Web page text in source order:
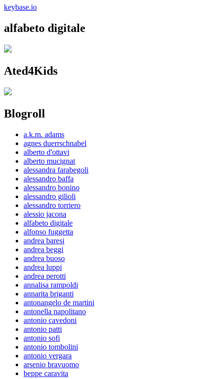
keybase.io
alfabeto digitale
Ated4Kids
Blogroll
a.k.m. adams
agnes duerrschnabel
alberto d'ottavi
alberto mucignat
alessandra farabegoli
alessandro baffa
alessandro bonino
alessandro gilioli
alessandro torriero
alessio jacona
alfabeto digitale
alfonso fuggetta
andrea baresi
andrea beggi
andrea buoso
andrea luppi
andrea perotti
annalisa rampoldi
annarita briganti
antonangelo de martini
antonella napolitano
antonio cavedoni
antonio patti
antonio sofi
antonio tombolini
antonio vergara
arsenio bravuomo
beppe caravita